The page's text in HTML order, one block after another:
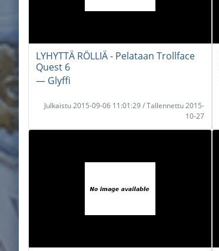
LYHYTTÄ RÖLLIÄ - Pelataan Trollface
Quest 6
― Glyffi
Julkaistu 2015-09-06 11:01:29 / Tallennettu 2015-
10-27